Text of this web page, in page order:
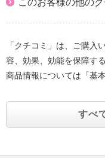
「クチコミ」は、ご購入
容、効果、効能を保障す
商品情報については「基
すべ